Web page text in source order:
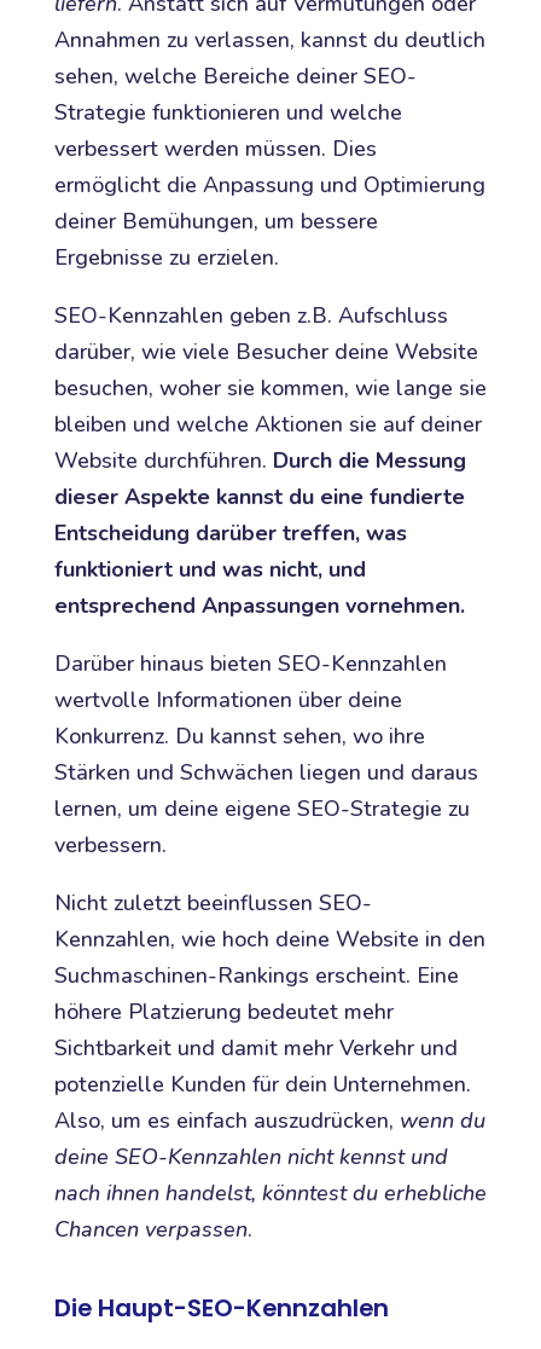
Annahmen zu verlassen, kannst du deutlich
sehen, welche Bereiche deiner SEO-
Strategie funktionieren und welche
verbessert werden müssen. Dies
ermöglicht die Anpassung und Optimierung
deiner Bemühungen, um bessere
Ergebnisse zu erzielen.
SEO-Kennzahlen geben z.B. Aufschluss
darüber, wie viele Besucher deine Website
besuchen, woher sie kommen, wie lange sie
bleiben und welche Aktionen sie auf deiner
Website durchführen. Durch die Messung
dieser Aspekte kannst du eine fundierte
Entscheidung darüber treffen, was
funktioniert und was nicht, und
entsprechend Anpassungen vornehmen.
Darüber hinaus bieten SEO-Kennzahlen
wertvolle Informationen über deine
Konkurrenz. Du kannst sehen, wo ihre
Stärken und Schwächen liegen und daraus
lernen, um deine eigene SEO-Strategie zu
verbessern.
Nicht zuletzt beeinflussen SEO-
Kennzahlen, wie hoch deine Website in den
Suchmaschinen-Rankings erscheint. Eine
höhere Platzierung bedeutet mehr
Sichtbarkeit und damit mehr Verkehr und
potenzielle Kunden für dein Unternehmen.
Also, um es einfach auszudrücken, wenn du
deine SEO-Kennzahlen nicht kennst und
nach ihnen handelst, könntest du erhebliche
Chancen verpassen.
Die Haupt-SEO-Kennzahlen